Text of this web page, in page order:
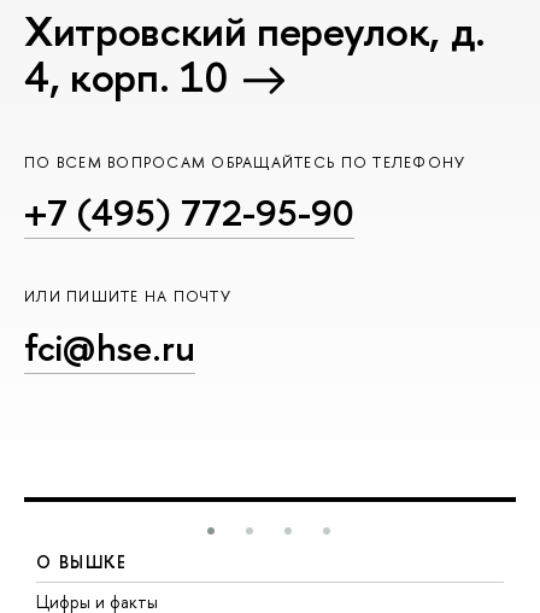
Хитровский переулок, д.
4, корп. 10
ПО ВСЕМ ВОПРОСАМ ОБРАЩАЙТЕСЬ ПО ТЕЛЕФОНУ
+7 (495) 772-95-90
ИЛИ ПИШИТЕ НА ПОЧТУ
fci@hse.ru
О ВЫШКЕ
Цифры и факты